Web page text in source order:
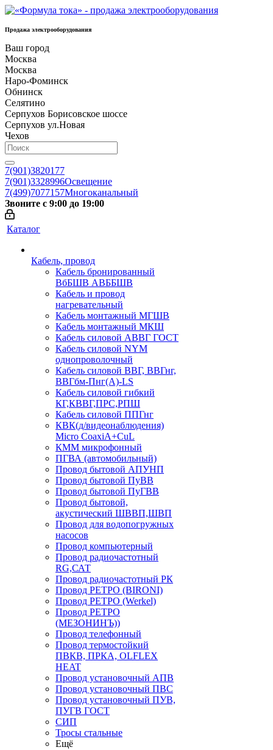
Продажа электрооборудования
Ваш город
Москва
Москва
Наро-Фоминск
Обнинск
Селятино
Серпухов Борисовское шоссе
Серпухов ул.Новая
Чехов
7(901)3820177
7(901)3328996Освещение
7(499)7077157Многоканальный
Звоните с 9:00 до 19:00
Каталог
Кабель, провод
Кабель бронированный
ВбБШВ АВББШВ
Кабель и провод
нагревательный
Кабель монтажный МГШВ
Кабель монтажный МКШ
Кабель силовой АВВГ ГОСТ
Кабель силовой NYM
однопроволочный
Кабель силовой ВВГ, ВВГнг,
ВВГбм-Пнг(А)-LS
Кабель силовой гибкий
КГ,КВВГ,ПРС,РПШ
Кабель силовой ППГнг
КВК(д/видеонаблюдения)
Micro CoaxiA+CuL
КММ микрофонный
ПГВА (автомобильный)
Провод бытовой АПУНП
Провод бытовой ПуВВ
Провод бытовой ПуГВВ
Провод бытовой,
акустический ШВВП,ШВП
Провод для водопогружных
насосов
Провод компьютерный
Провод радиочастотный
RG,САТ
Провод радиочастотный РК
Провод РЕТРО (BIRONI)
Провод РЕТРО (Werkel)
Провод РЕТРО
(МЕЗОНИНЪ))
Провод телефонный
Провод термостойкий
ПВКВ, ПРКА, OLFLEX
HEAT
Провод установочный АПВ
Провод установочный ПВС
Провод установочный ПУВ,
ПУГВ ГОСТ
СИП
Тросы стальные
Ещё